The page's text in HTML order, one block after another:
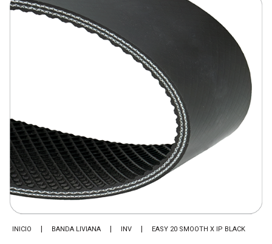
INICIO BANDA LIVIANA INV EASY 20 SMOOTH X IP BLACK